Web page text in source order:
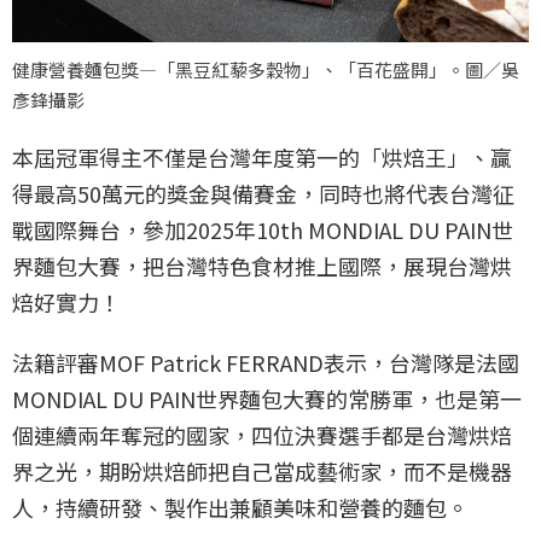
健康營養麵包獎—「黑豆紅藜多穀物」、「百花盛開」。圖／吳
彥鋒攝影
本屆冠軍得主不僅是台灣年度第一的「烘焙王」、贏
得最高50萬元的獎金與備賽金，同時也將代表台灣征
戰國際舞台，參加2025年10th MONDIAL DU PAIN世
界麵包大賽，把台灣特色食材推上國際，展現台灣烘
焙好實力！
法籍評審MOF Patrick FERRAND表示，台灣隊是法國
MONDIAL DU PAIN世界麵包大賽的常勝軍，也是第一
個連續兩年奪冠的國家，四位決賽選手都是台灣烘焙
界之光，期盼烘焙師把自己當成藝術家，而不是機器
人，持續研發、製作出兼顧美味和營養的麵包。